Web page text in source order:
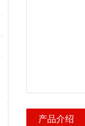
产品介绍